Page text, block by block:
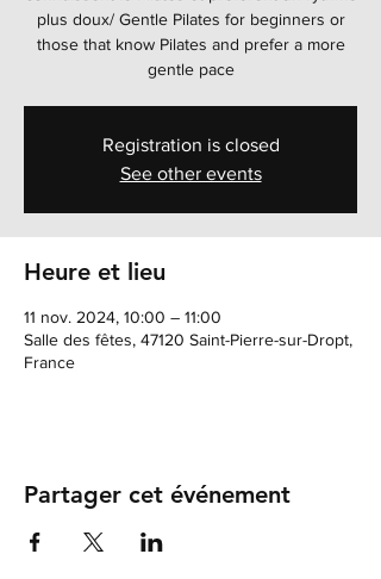
plus doux/ Gentle Pilates for beginners or
those that know Pilates and prefer a more
gentle pace
Registration is closed
See other events
Heure et lieu
11 nov. 2024, 10:00 – 11:00
Salle des fêtes, 47120 Saint-Pierre-sur-Dropt,
France
Partager cet événement